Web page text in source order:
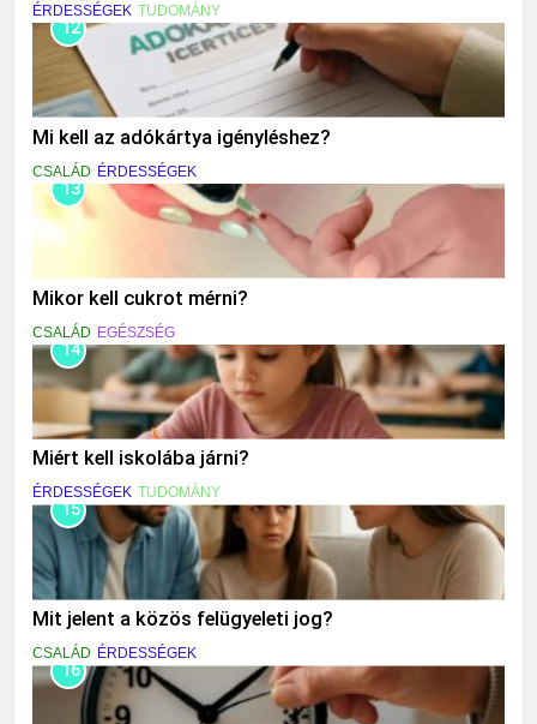
ÉRDESSÉGEK TUDOMÁNY
12
Mi kell az adókártya igényléshez?
CSALÁD ÉRDESSÉGEK
13
Mikor kell cukrot mérni?
CSALÁD EGÉSZSÉG
14
Miért kell iskolába járni?
ÉRDESSÉGEK TUDOMÁNY
15
Mit jelent a közös felügyeleti jog?
CSALÁD ÉRDESSÉGEK
16